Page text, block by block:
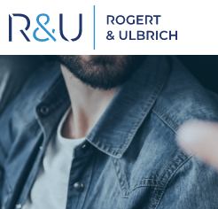
Zum
Inhalt
springen